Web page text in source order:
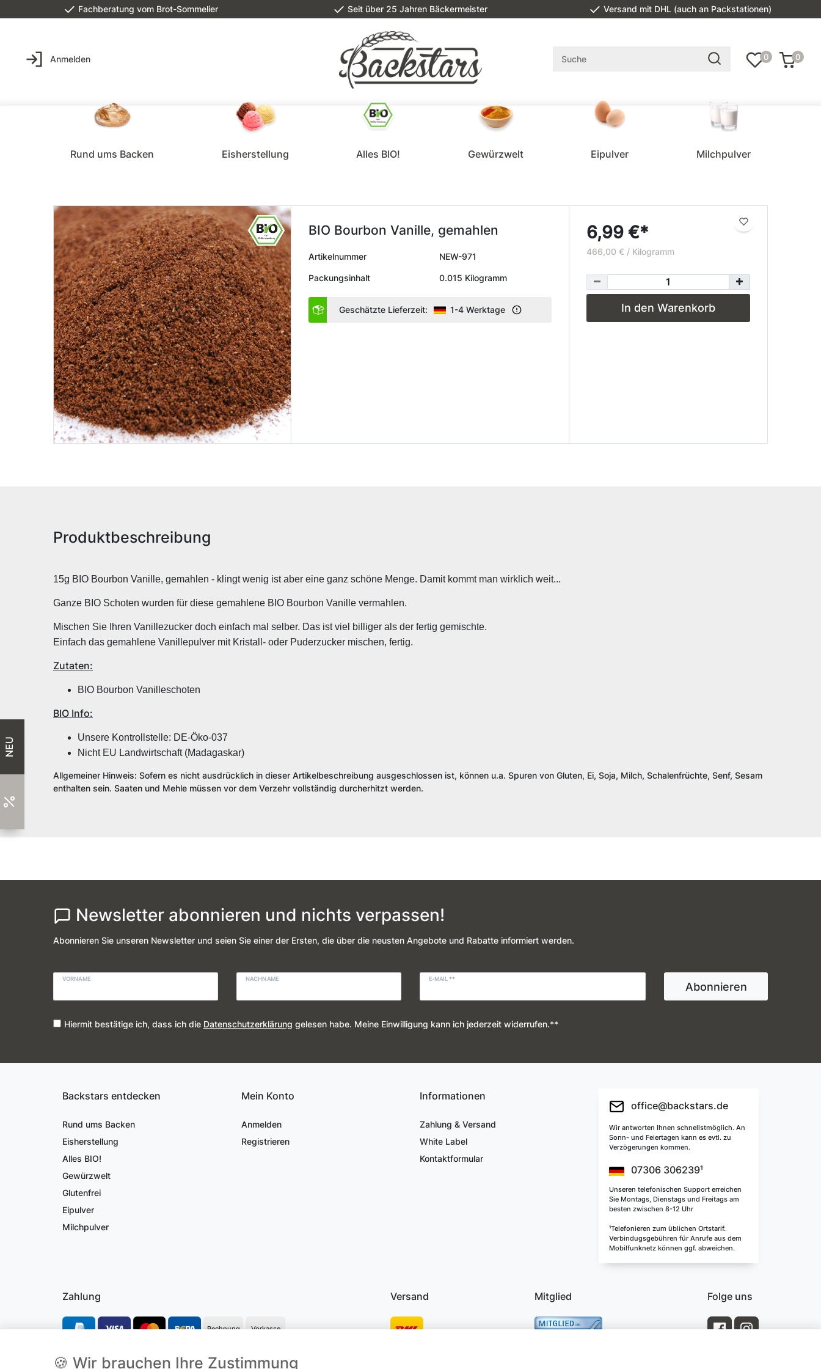
Fachberatung vom Brot-Sommelier Seit über 25 Jahren Bäckermeister Versand mit DHL (auch an Packstationen)
Anmelden 0 0
Rund ums Backen Eisherstellung Alles BIO! Gewürzwelt Eipulver Milchpulver
BIO Bourbon Vanille, gemahlen
Artikelnummer NEW-971
Packungsinhalt 0.015 Kilogramm
Geschätzte Lieferzeit: 1-4 Werktage
6,99 €*
466,00 € / Kilogramm
In den Warenkorb
Produktbeschreibung
15g BIO Bourbon Vanille, gemahlen - klingt wenig ist aber eine ganz schöne Menge. Damit kommt man wirklich weit...
Ganze BIO Schoten wurden für diese gemahlene BIO Bourbon Vanille vermahlen.
Mischen Sie Ihren Vanillezucker doch einfach mal selber. Das ist viel billiger als der fertig gemischte.
Einfach das gemahlene Vanillepulver mit Kristall- oder Puderzucker mischen, fertig.
Zutaten:
BIO Bourbon Vanilleschoten
BIO Info:
Unsere Kontrollstelle: DE-Öko-037
Nicht EU Landwirtschaft (Madagaskar)
Allgemeiner Hinweis: Sofern es nicht ausdrücklich in dieser Artikelbeschreibung ausgeschlossen ist, können u.a. Spuren von Gluten, Ei, Soja, Milch, Schalenfrüchte, Senf, Sesam
enthalten sein. Saaten und Mehle müssen vor dem Verzehr vollständig durcherhitzt werden.
Newsletter abonnieren und nichts verpassen!
Abonnieren Sie unseren Newsletter und seien Sie einer der Ersten, die über die neusten Angebote und Rabatte informiert werden.
VORNAME NACHNAME E-MAIL **
Abonnieren
Hiermit bestätige ich, dass ich die Daten­schutz­erklärung gelesen habe. Meine Einwilligung kann ich jederzeit widerrufen.**
Backstars entdecken
Rund ums Backen
Eisherstellung
Alles BIO!
Gewürzwelt
Glutenfrei
Eipulver
Milchpulver
Mein Konto
Anmelden
Registrieren
Informationen
Zahlung & Versand
White Label
Kontaktformular
office@backstars.de
Wir antworten Ihnen schnellstmöglich. An
Sonn- und Feiertagen kann es evtl. zu
Verzögerungen kommen.
07306 306239¹
Unseren telefonischen Support erreichen
Sie Montags, Dienstags und Freitags am
besten zwischen 8-12 Uhr
¹Telefonieren zum üblichen Ortstarif.
Verbindugsgebühren für Anrufe aus dem
Mobilfunknetz können ggf. abweichen.
Zahlung
Rechnung Vorkasse
Versand Mitglied Folge uns
🍪 Wir brauchen Ihre Zustimmung
NEU